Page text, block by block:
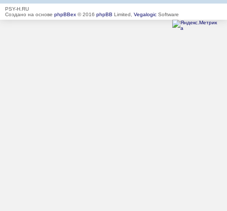
PSY-H.RU
Создано на основе phpBBex © 2016 phpBB Limited, Vegalogic Software